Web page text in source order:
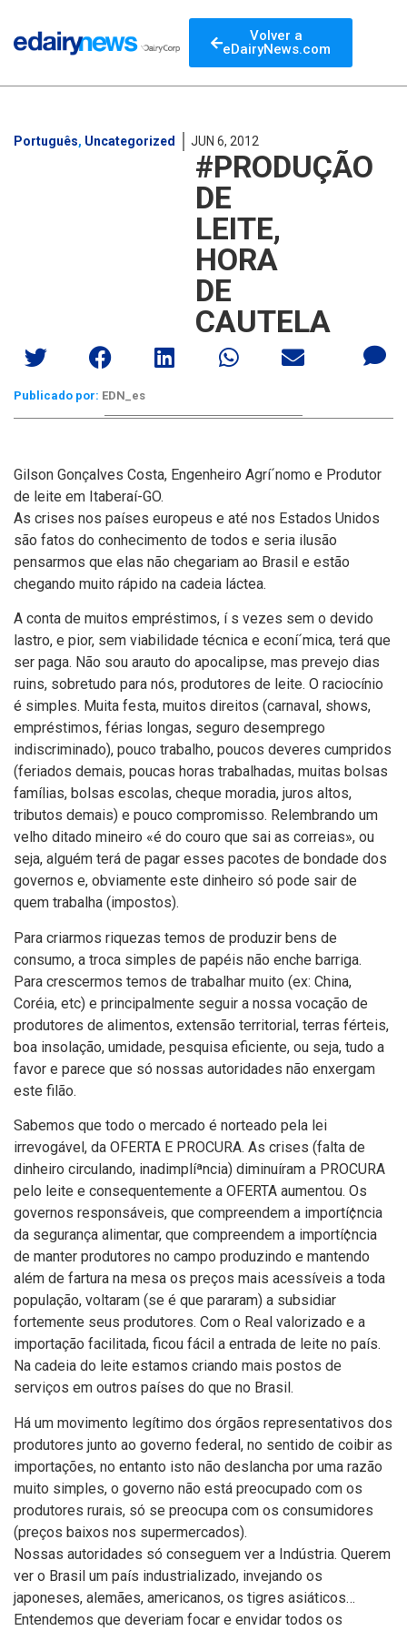
Volver a
eDairyNews.com
Português, Uncategorized JUN 6, 2012
#PRODUÇÃO
DE
LEITE,
HORA
DE
CAUTELA
Publicado por: EDN_es
Gilson Gonçalves Costa, Engenheiro Agrí´nomo e Produtor
de leite em Itaberaí­-GO.
As crises nos paí­ses europeus e até nos Estados Unidos
são fatos do conhecimento de todos e seria ilusão
pensarmos que elas não chegariam ao Brasil e estão
chegando muito rápido na cadeia láctea.
A conta de muitos empréstimos, í s vezes sem o devido
lastro, e pior, sem viabilidade técnica e econí´mica, terá que
ser paga. Não sou arauto do apocalipse, mas prevejo dias
ruins, sobretudo para nós, produtores de leite. O raciocí­nio
é simples. Muita festa, muitos direitos (carnaval, shows,
empréstimos, férias longas, seguro desemprego
indiscriminado), pouco trabalho, poucos deveres cumpridos
(feriados demais, poucas horas trabalhadas, muitas bolsas
famí­lias, bolsas escolas, cheque moradia, juros altos,
tributos demais) e pouco compromisso. Relembrando um
velho ditado mineiro «é do couro que sai as correias», ou
seja, alguém terá de pagar esses pacotes de bondade dos
governos e, obviamente este dinheiro só pode sair de
quem trabalha (impostos).
Para criarmos riquezas temos de produzir bens de
consumo, a troca simples de papéis não enche barriga.
Para crescermos temos de trabalhar muito (ex: China,
Coréia, etc) e principalmente seguir a nossa vocação de
produtores de alimentos, extensão territorial, terras férteis,
boa insolação, umidade, pesquisa eficiente, ou seja, tudo a
favor e parece que só nossas autoridades não enxergam
este filão.
Sabemos que todo o mercado é norteado pela lei
irrevogável, da OFERTA E PROCURA. As crises (falta de
dinheiro circulando, inadimplíªncia) diminuí­ram a PROCURA
pelo leite e consequentemente a OFERTA aumentou. Os
governos responsáveis, que compreendem a importí¢ncia
da segurança alimentar, que compreendem a importí¢ncia
de manter produtores no campo produzindo e mantendo
além de fartura na mesa os preços mais acessí­veis a toda
população, voltaram (se é que pararam) a subsidiar
fortemente seus produtores. Com o Real valorizado e a
importação facilitada, ficou fácil a entrada de leite no paí­s.
Na cadeia do leite estamos criando mais postos de
serviços em outros paí­ses do que no Brasil.
Há um movimento legí­timo dos órgãos representativos dos
produtores junto ao governo federal, no sentido de coibir as
importações, no entanto isto não deslancha por uma razão
muito simples, o governo não está preocupado com os
produtores rurais, só se preocupa com os consumidores
(preços baixos nos supermercados).
Nossas autoridades só conseguem ver a Indústria. Querem
ver o Brasil um paí­s industrializado, invejando os
japoneses, alemães, americanos, os tigres asiáticos…
Entendemos que deveriam focar e envidar todos os